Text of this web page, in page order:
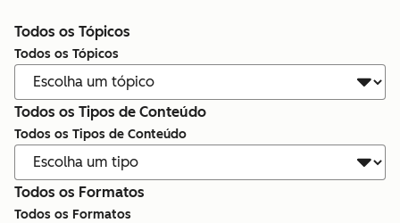
Todos os Tópicos
Todos os Tópicos
Todos os Tipos de Conteúdo
Todos os Tipos de Conteúdo
Todos os Formatos
Todos os Formatos